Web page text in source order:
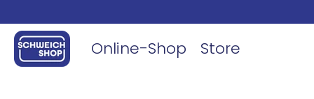
Online-Shop Store